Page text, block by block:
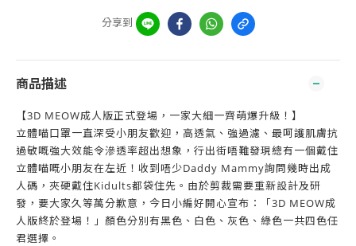
分享到
商品描述
【3D MEOW成人版正式登場，一家大細一齊萌爆升級！】
立體喵口罩一直深受小朋友歡迎，高透氣、強過濾、最呵護肌膚抗
過敏嘅強大效能令滲透率超出想象，行出街唔難發現總有一個戴住
立體喵嘅小朋友在左近！收到唔少Daddy Mammy詢問幾時出成
人碼，夾硬戴住Kidults都袋住先。由於剪裁需要重新設計及研
發，要大家久等萬分歉意，今日小編好開心宣布：「3D MEOW成
人版終於登場！」顏色分別有黑色、白色、灰色、綠色一共四色任
君選擇。